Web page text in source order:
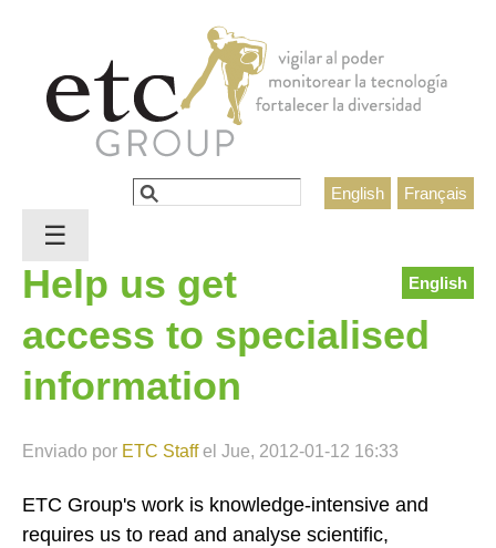
Français
English
Formulario de búsqueda
Buscar
English
Help us get
access to specialised
information
Enviado por ETC Staffel Jue, 2012-01-12 16:33
ETC Group's work is knowledge-intensive and
requires us to read and analyse scientific,
☰